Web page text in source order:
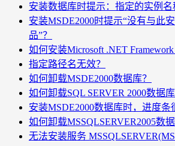
安装数据库时提示：指定的实例名
安装MSDE2000时提示“没有与此
品”？
如何安装Microsoft .NET Framework
指定路径名无效？
如何卸载MSDE2000数据库？
如何卸载SQL SERVER 2000数据库
安装MSDE2000数据库时，进度条
如何卸载MSSQLSERVER2005数据
无法安装服务